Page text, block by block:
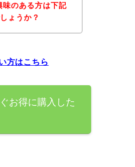
のある方は下記
ょうか？
方はこちら
お得に購入した